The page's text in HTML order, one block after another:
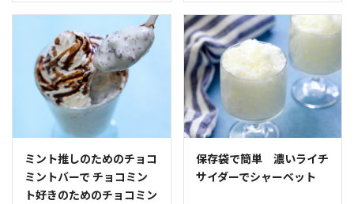
ミント推しのためのチョコ
ミントバーで チョコミン
ト好きのためのチョコミン
保存袋で簡単 濃いライチ
サイダーでシャーベット